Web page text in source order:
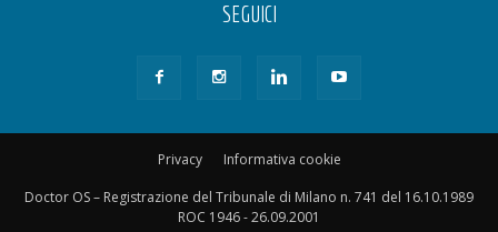
SEGUICI
Privacy
Informativa cookie
Doctor OS – Registrazione del Tribunale di Milano n. 741 del 16.10.1989
ROC 1946 - 26.09.2001